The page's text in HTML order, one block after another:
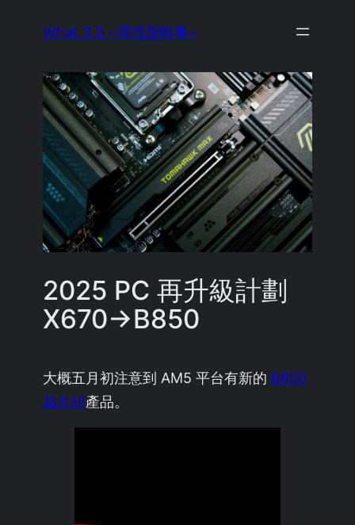
What 3.0 ~尋找新鮮事~
2025 PC 再升級計劃
X670→B850
大概五月初注意到 AM5 平台有新的 B850
晶片組產品。